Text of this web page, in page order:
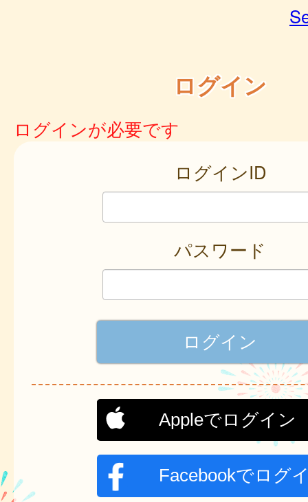
ログイン
ログインが必要です
ログインID
パスワード
Appleでログイン
Facebookでログ